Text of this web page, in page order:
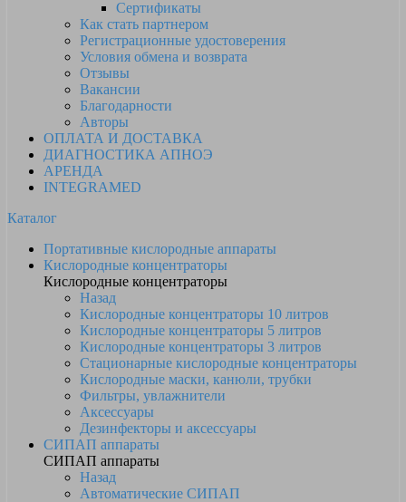
Сертификаты
Как стать партнером
Регистрационные удостоверения
Условия обмена и возврата
Отзывы
Вакансии
Благодарности
Авторы
ОПЛАТА И ДОСТАВКА
ДИАГНОСТИКА АПНОЭ
АРЕНДА
INTEGRAMED
Каталог
Портативные кислородные аппараты
Кислородные концентраторы
Кислородные концентраторы
Назад
Кислородные концентраторы 10 литров
Кислородные концентраторы 5 литров
Кислородные концентраторы 3 литров
Стационарные кислородные концентраторы
Кислородные маски, канюли, трубки
Фильтры, увлажнители
Аксессуары
Дезинфекторы и аксессуары
СИПАП аппараты
СИПАП аппараты
Назад
Автоматические СИПАП